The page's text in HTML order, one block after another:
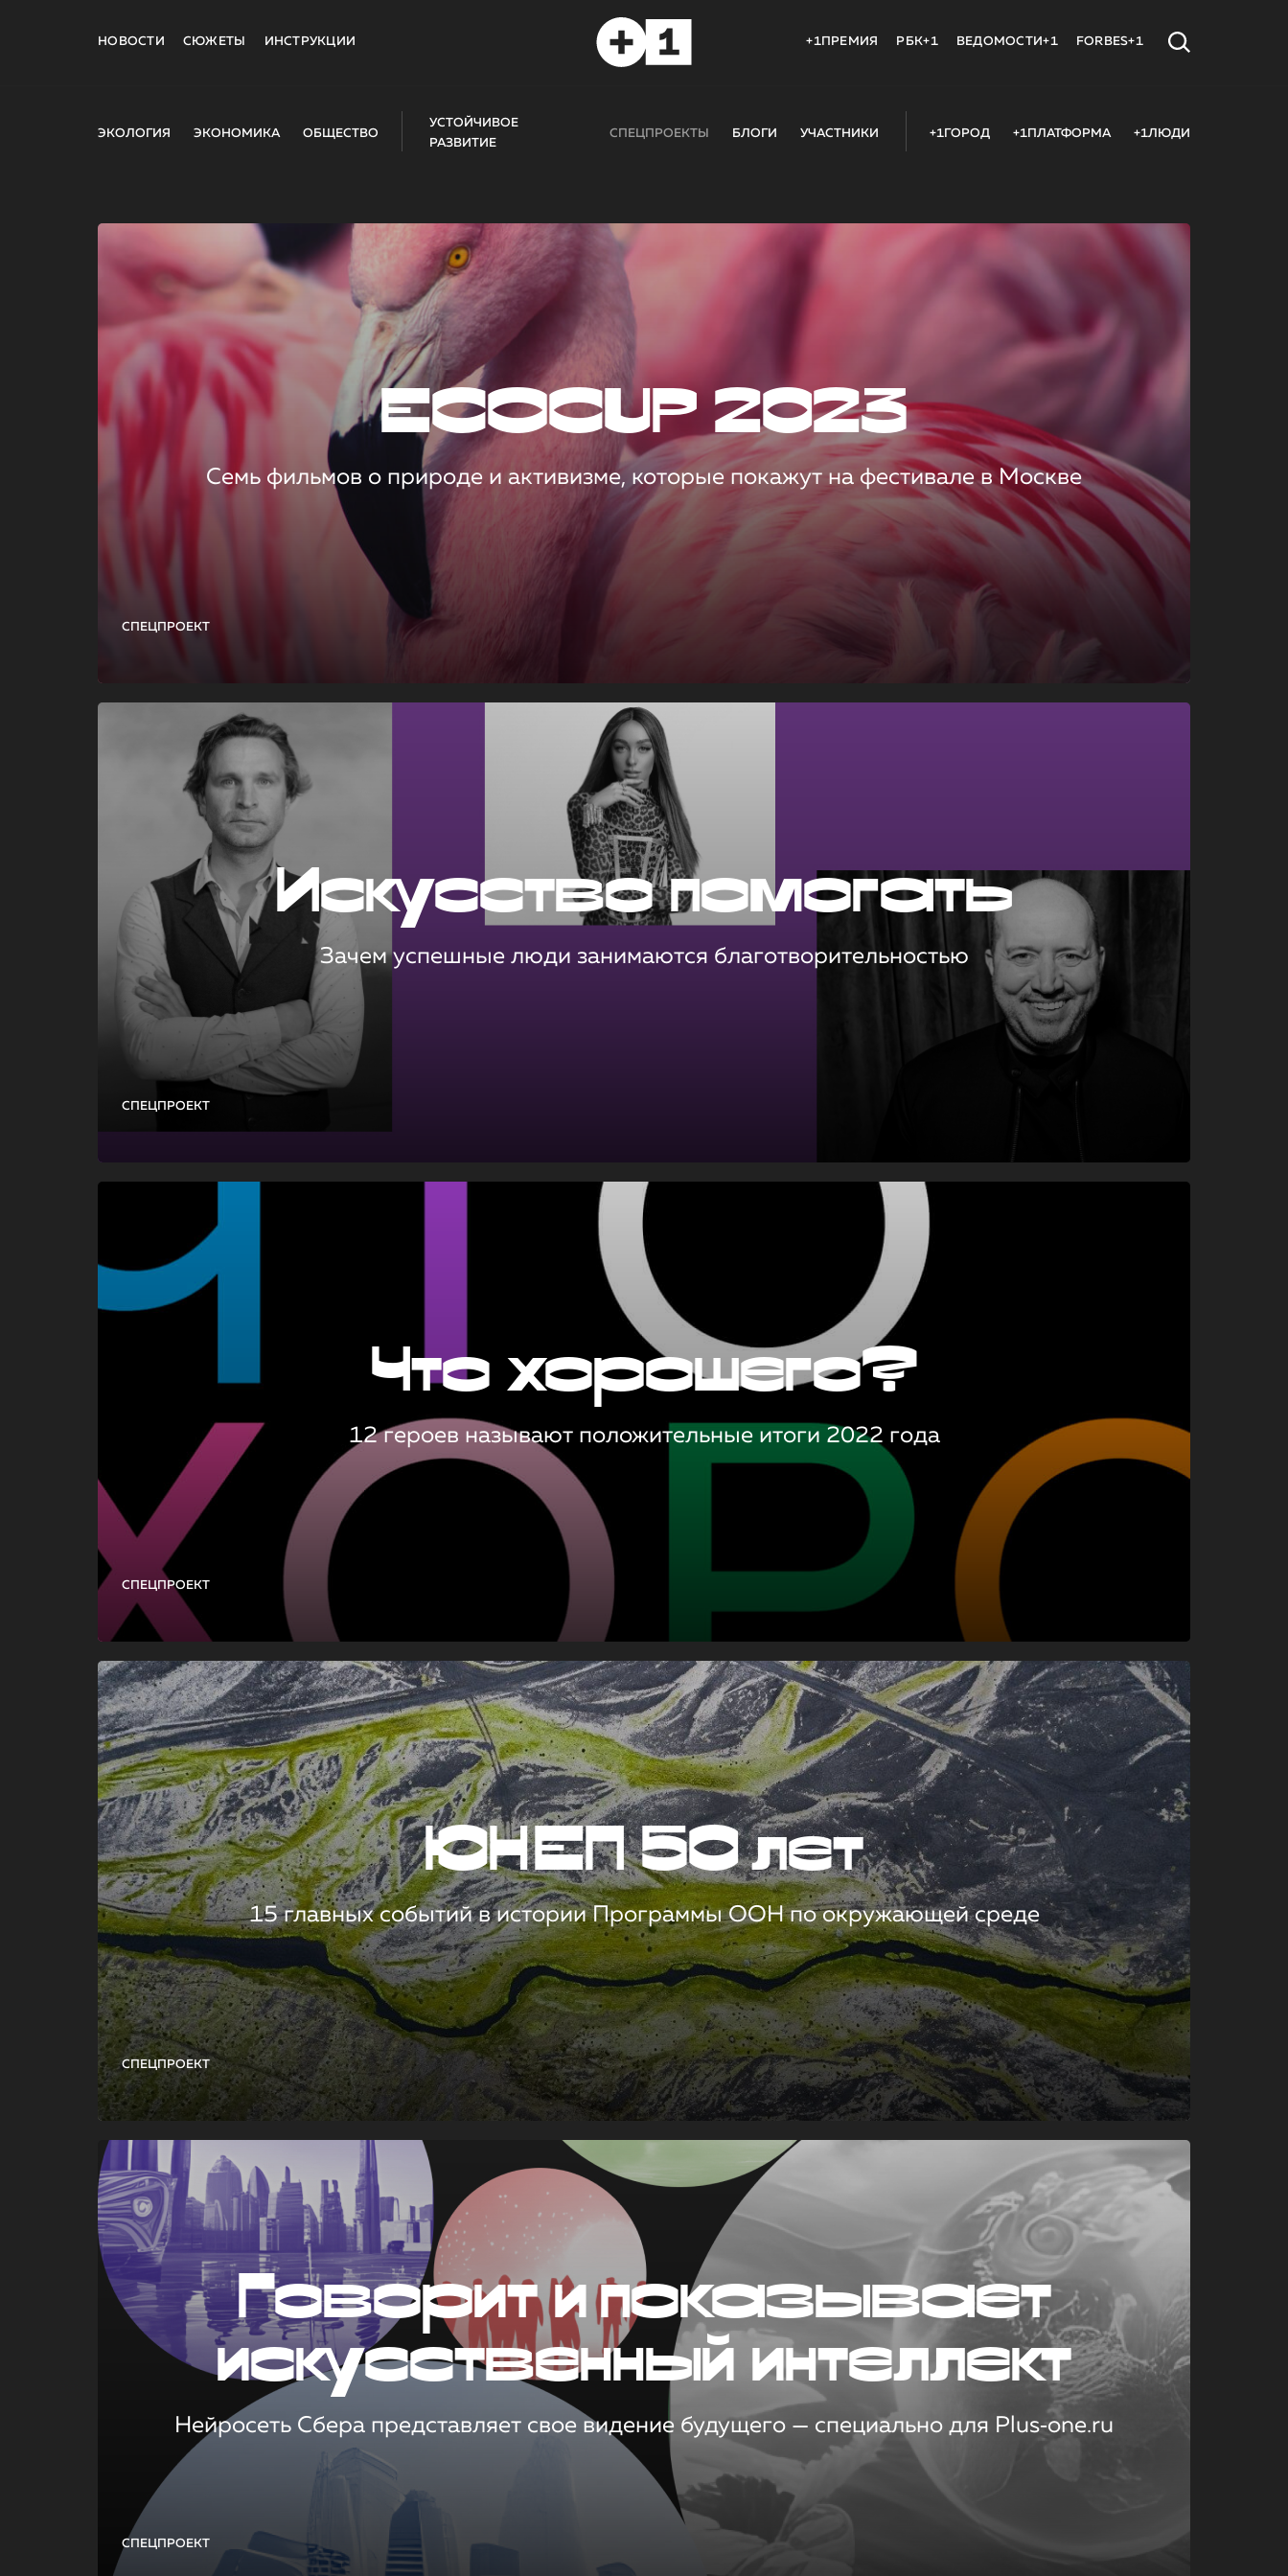
НОВОСТИ СЮЖЕТЫ ИНСТРУКЦИИ +1ПРЕМИЯ РБК+1 ВЕДОМОСТИ+1 FORBES+1
ЭКОЛОГИЯ ЭКОНОМИКА ОБЩЕСТВО
УСТОЙЧИВОЕ
РАЗВИТИЕ
СПЕЦПРОЕКТЫ БЛОГИ УЧАСТНИКИ +1ГОРОД +1ПЛАТФОРМА +1ЛЮДИ
СПЕЦПРОЕКТ
ECOCUP 2023
Семь фильмов о природе и активизме, которые покажут на фестивале в Москве
СПЕЦПРОЕКТ
Искусство помогать
Зачем успешные люди занимаются благотворительностью
СПЕЦПРОЕКТ
Что хорошего?
12 героев называют положительные итоги 2022 года
СПЕЦПРОЕКТ
ЮНЕП 50 лет
15 главных событий в истории Программы ООН по окружающей среде
СПЕЦПРОЕКТ
Говорит и показывает
искусственный интеллект
Нейросеть Сбера представляет свое видение будущего — специально для Plus‑one.ru